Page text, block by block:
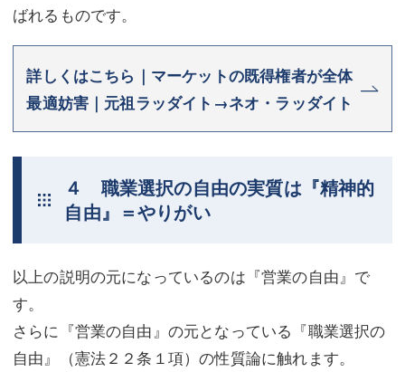
ばれるものです。
詳しくはこちら｜マーケットの既得権者が全体
最適妨害｜元祖ラッダイト→ネオ・ラッダイト
４ 職業選択の自由の実質は『精神的
自由』＝やりがい
以上の説明の元になっているのは『営業の自由』で
す。
さらに『営業の自由』の元となっている『職業選択の
自由』（憲法２２条１項）の性質論に触れます。